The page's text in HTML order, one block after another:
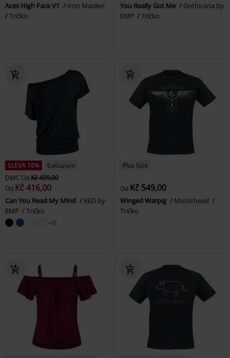
Aces High Face V1
Iron Maiden
Tričko
You Really Got Me
Gothicana by
EMP
Tričko
SLEVA 16%
Exkluzivní
DMC Od Kč 499,00
Od Kč 416,00
Can You Read My Mind
RED by
EMP
Tričko
+8
Plus Size
Od Kč 549,00
Winged Warpig
Motörhead
Tričko